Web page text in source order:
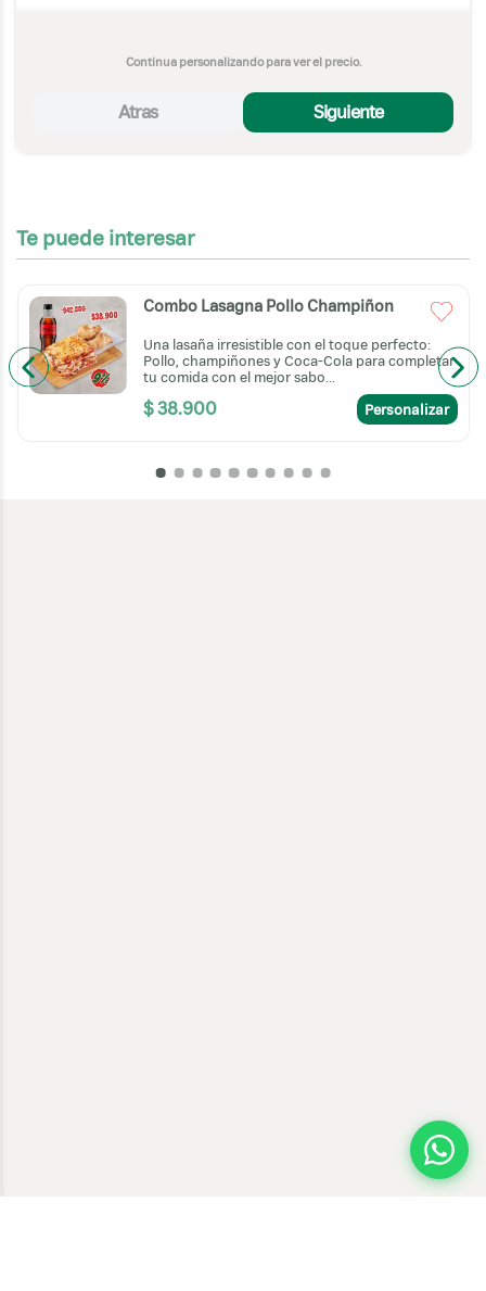
Continua personalizando para ver el precio.
Atras Siguiente
Te puede interesar
Combo Lasagna Pollo Champiñon
Una lasaña irresistible con el toque perfecto:
Pollo, champiñones y Coca-Cola para completar
tu comida con el mejor sabo...
$38.900 Personalizar